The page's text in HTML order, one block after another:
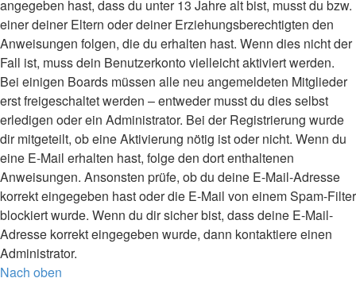
angegeben hast, dass du unter 13 Jahre alt bist, musst du bzw.
einer deiner Eltern oder deiner Erziehungsberechtigten den
Anweisungen folgen, die du erhalten hast. Wenn dies nicht der
Fall ist, muss dein Benutzerkonto vielleicht aktiviert werden.
Bei einigen Boards müssen alle neu angemeldeten Mitglieder
erst freigeschaltet werden – entweder musst du dies selbst
erledigen oder ein Administrator. Bei der Registrierung wurde
dir mitgeteilt, ob eine Aktivierung nötig ist oder nicht. Wenn du
eine E-Mail erhalten hast, folge den dort enthaltenen
Anweisungen. Ansonsten prüfe, ob du deine E-Mail-Adresse
korrekt eingegeben hast oder die E-Mail von einem Spam-Filter
blockiert wurde. Wenn du dir sicher bist, dass deine E-Mail-
Adresse korrekt eingegeben wurde, dann kontaktiere einen
Administrator.
Nach oben